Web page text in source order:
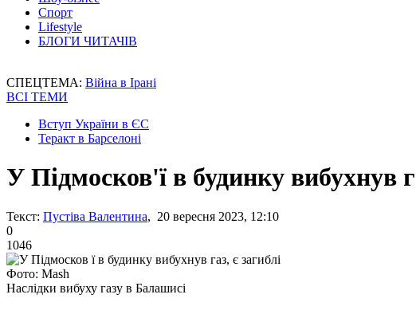
Спорт
Lifestyle
БЛОГИ ЧИТАЧІВ
СПЕЦТЕМА: Війна в Ірані
ВСІ ТЕМИ
Вступ України в ЄС
Теракт в Барселоні
У Підмосков'ї в будинку вибухнув
Текст: Пустіва Валентина, 20 вересня 2023, 12:10
0
1046
Фото: Mash
Наслідки вибуху газу в Балашисі